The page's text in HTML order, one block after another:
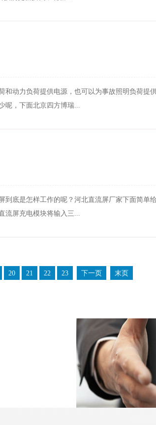
动力负荷提供电源，也可以为事故照明负荷提
呢，下面北京四方博瑞...
底是怎样工作的呢？河北直流屏厂家下面简单
流屏充电模块将输入三...
20 21 22 23 下一页 末页